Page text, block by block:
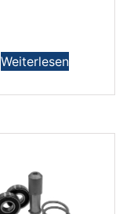
Weiterlesen